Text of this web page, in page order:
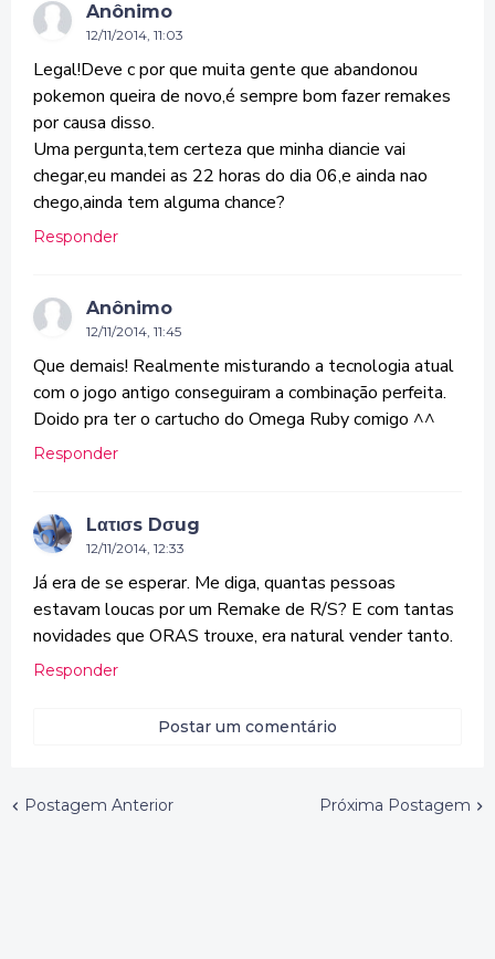
Anônimo
12/11/2014, 11:03
Legal!Deve c por que muita gente que abandonou
pokemon queira de novo,é sempre bom fazer remakes
por causa disso.
Uma pergunta,tem certeza que minha diancie vai
chegar,eu mandei as 22 horas do dia 06,e ainda nao
chego,ainda tem alguma chance?
Responder
Anônimo
12/11/2014, 11:45
Que demais! Realmente misturando a tecnologia atual
com o jogo antigo conseguiram a combinação perfeita.
Doido pra ter o cartucho do Omega Ruby comigo ^^
Responder
Lατισs Dσug
12/11/2014, 12:33
Já era de se esperar. Me diga, quantas pessoas
estavam loucas por um Remake de R/S? E com tantas
novidades que ORAS trouxe, era natural vender tanto.
Responder
Postar um comentário
Postagem Anterior Próxima Postagem